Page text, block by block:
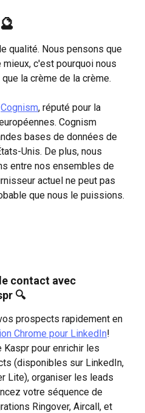
qualité. Nous pensons que
c'est pourquoi nous
la crème de la crème.
Cognism, réputé pour la
Cognism
bases de données de
Unis. De plus, nous
entre nos ensembles de
actuel ne peut pas
que nous le puissions.
contact avec
🔍
prospects rapidement en
Chrome pour LinkedIn!
pour enrichir les
(disponibles sur LinkedIn,
Lite), organiser les leads
votre séquence de
Ringover, Aircall, et